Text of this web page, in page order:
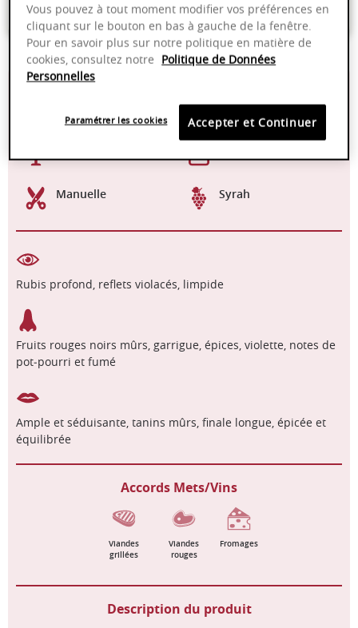
Paiement sécurisé
12,50%
environ 18 mois en
barriques
Manuelle Syrah
Rubis profond, reflets violacés, limpide
Fruits rouges noirs mûrs, garrigue, épices, violette, notes de
pot‑pourri et fumé
Ample et séduisante, tanins mûrs, finale longue, épicée et
équilibrée
Accords Mets/Vins
Viandes
grillées
Viandes
rouges
Fromages
Description du produit
Vous pouvez à tout moment modifier vos préférences en
cliquant sur le bouton en bas à gauche de la fenêtre.
Pour en savoir plus sur notre politique en matière de
cookies, consultez notre Politique de Données
Personnelles
Accepter et Continuer
Paramétrer les cookies